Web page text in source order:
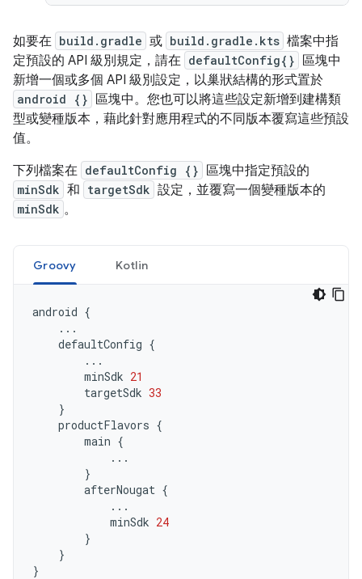
如要在 build.gradle 或 build.gradle.kts 檔案中指
定預設的 API 級別規定，請在 defaultConfig{} 區塊中
新增一個或多個 API 級別設定，以巢狀結構的形式置於
android {} 區塊中。您也可以將這些設定新增到建構類
型或變種版本，藉此針對應用程式的不同版本覆寫這些預設
值。
下列檔案在 defaultConfig {} 區塊中指定預設的
minSdk 和 targetSdk 設定，並覆寫一個變種版本的
minSdk 。
Groovy Kotlin
android {
...
defaultConfig {
...
minSdk 21
targetSdk 33
}
productFlavors {
main {
...
}
afterNougat {
...
minSdk 24
}
}
}